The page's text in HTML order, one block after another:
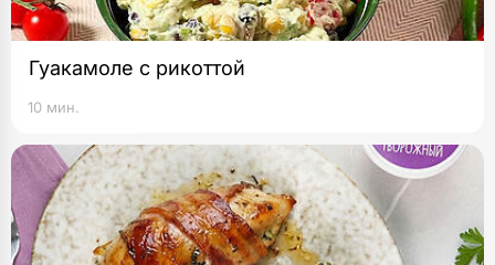
Гуакамоле с рикоттой
10 мин.